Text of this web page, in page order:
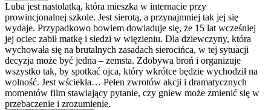
Luba jest nastolatką, która mieszka w internacie przy
prowincjonalnej szkole. Jest sierotą, a przynajmniej tak jej się
wydaje. Przypadkowo bowiem dowiaduje się, że 15 lat wcześniej
jej ociec zabił matkę i siedzi w więzieniu. Dla dziewczyny, która
wychowała się na brutalnych zasadach sierocińca, w tej sytuacji
decyzja może być jedna – zemsta. Zdobywa broń i organizuje
wszystko tak, by spotkać ojca, który wkrótce będzie wychodził na
wolność. Jest wściekła… Pełen zwrotów akcji i dramatycznych
momentów film stawiający pytanie, czy gniew może zmienić się w
przebaczenie i zrozumienie.